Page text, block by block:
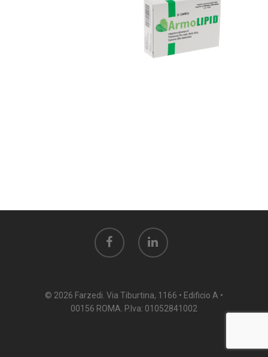
© 2026 Farzedi. Via Tiburtina, 1166 • Edificio A •
00156 ROMA. P.Iva: 01052841002